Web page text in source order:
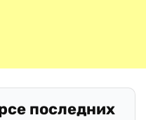
последних